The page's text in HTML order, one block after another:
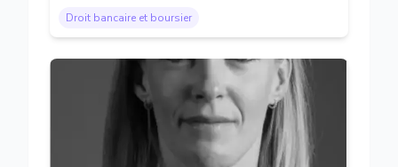
Droit bancaire et boursier